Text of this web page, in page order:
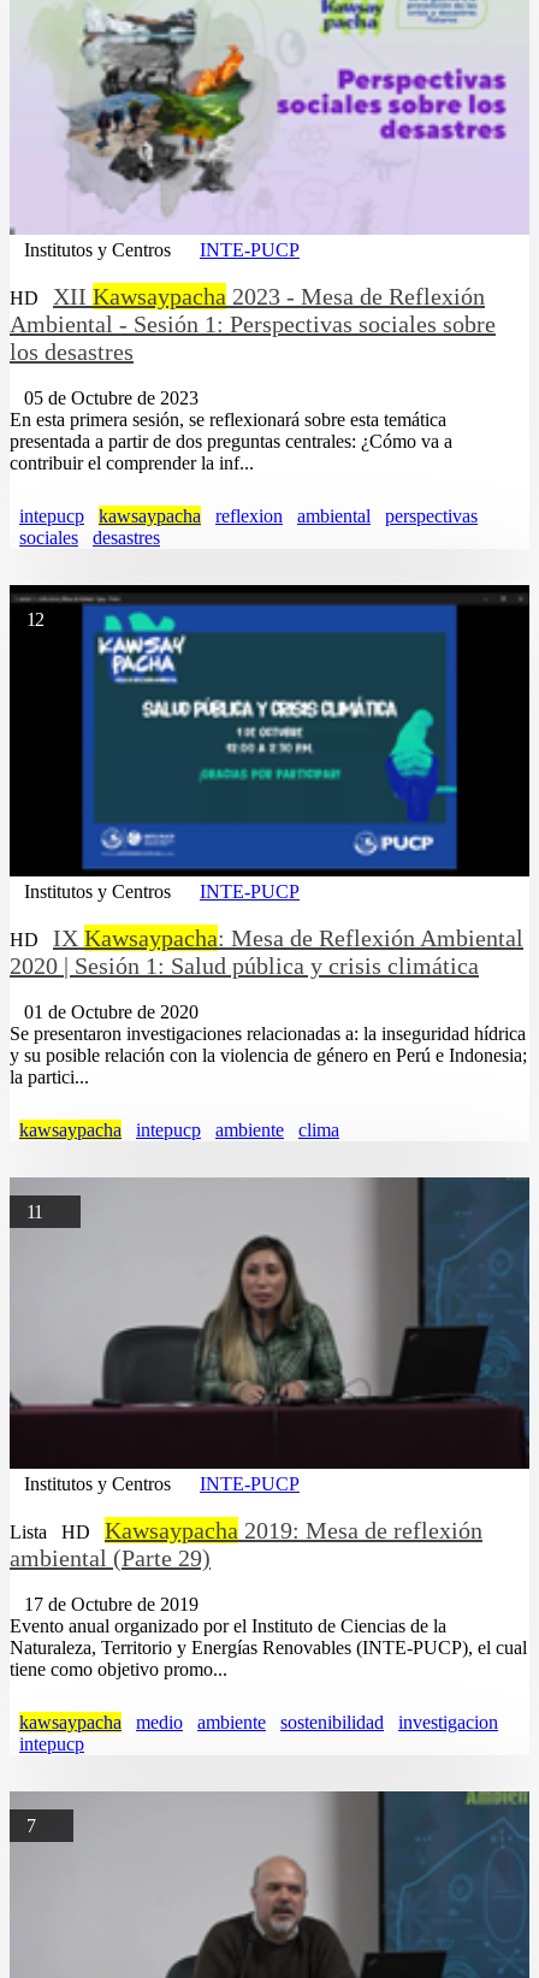
Institutos y Centros INTE-PUCP
HD XII Kawsaypacha 2023 - Mesa de Reflexión
Ambiental - Sesión 1: Perspectivas sociales sobre
los desastres
05 de Octubre de 2023
En esta primera sesión, se reflexionará sobre esta temática
presentada a partir de dos preguntas centrales: ¿Cómo va a
contribuir el comprender la inf...
intepucp kawsaypacha reflexion ambiental
perspectivas
sociales
desastres
12
Institutos y Centros INTE-PUCP
HD IX Kawsaypacha: Mesa de Reflexión Ambiental
2020 | Sesión 1: Salud pública y crisis climática
01 de Octubre de 2020
Se presentaron investigaciones relacionadas a: la inseguridad hídrica
y su posible relación con la violencia de género en Perú e Indonesia;
la partici...
kawsaypacha intepucp ambiente clima
11
Institutos y Centros INTE-PUCP
Lista HD Kawsaypacha 2019: Mesa de reflexión
ambiental (Parte 29)
17 de Octubre de 2019
Evento anual organizado por el Instituto de Ciencias de la
Naturaleza, Territorio y Energías Renovables (INTE-PUCP), el cual
tiene como objetivo promo...
kawsaypacha medio ambiente sostenibilidad
investigacion
intepucp
7